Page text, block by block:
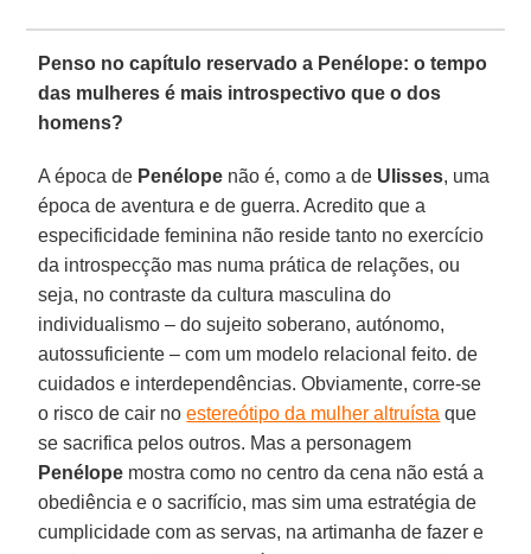
Penso no capítulo reservado a Penélope: o tempo
das mulheres é mais introspectivo que o dos
homens?
A época de Penélope não é, como a de Ulisses, uma
época de aventura e de guerra. Acredito que a
especificidade feminina não reside tanto no exercício
da introspecção mas numa prática de relações, ou
seja, no contraste da cultura masculina do
individualismo – do sujeito soberano, autónomo,
autossuficiente – com um modelo relacional feito. de
cuidados e interdependências. Obviamente, corre-se
o risco de cair noestereótipo da mulher altruísta que
se sacrifica pelos outros. Mas a personagem
Penélope mostra como no centro da cena não está a
obediência e o sacrifício, mas sim uma estratégia de
cumplicidade com as servas, na artimanha de fazer e